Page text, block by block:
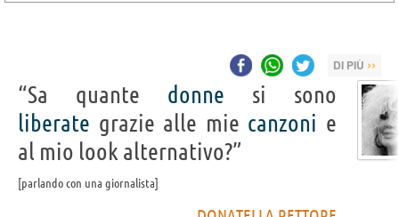
DI PIÙ ››
“Sa quante donne si sono
liberate grazie alle mie canzoni e
al mio look alternativo?”
parlando con una giornalista